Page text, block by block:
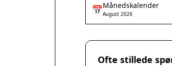
📅Månedskalender
August 2026
Ofte stillede